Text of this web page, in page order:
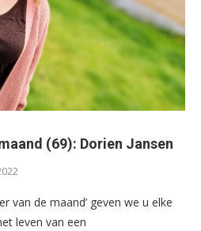
(69): Dorien Jansen
van de maand’ geven we u elke
leven van een